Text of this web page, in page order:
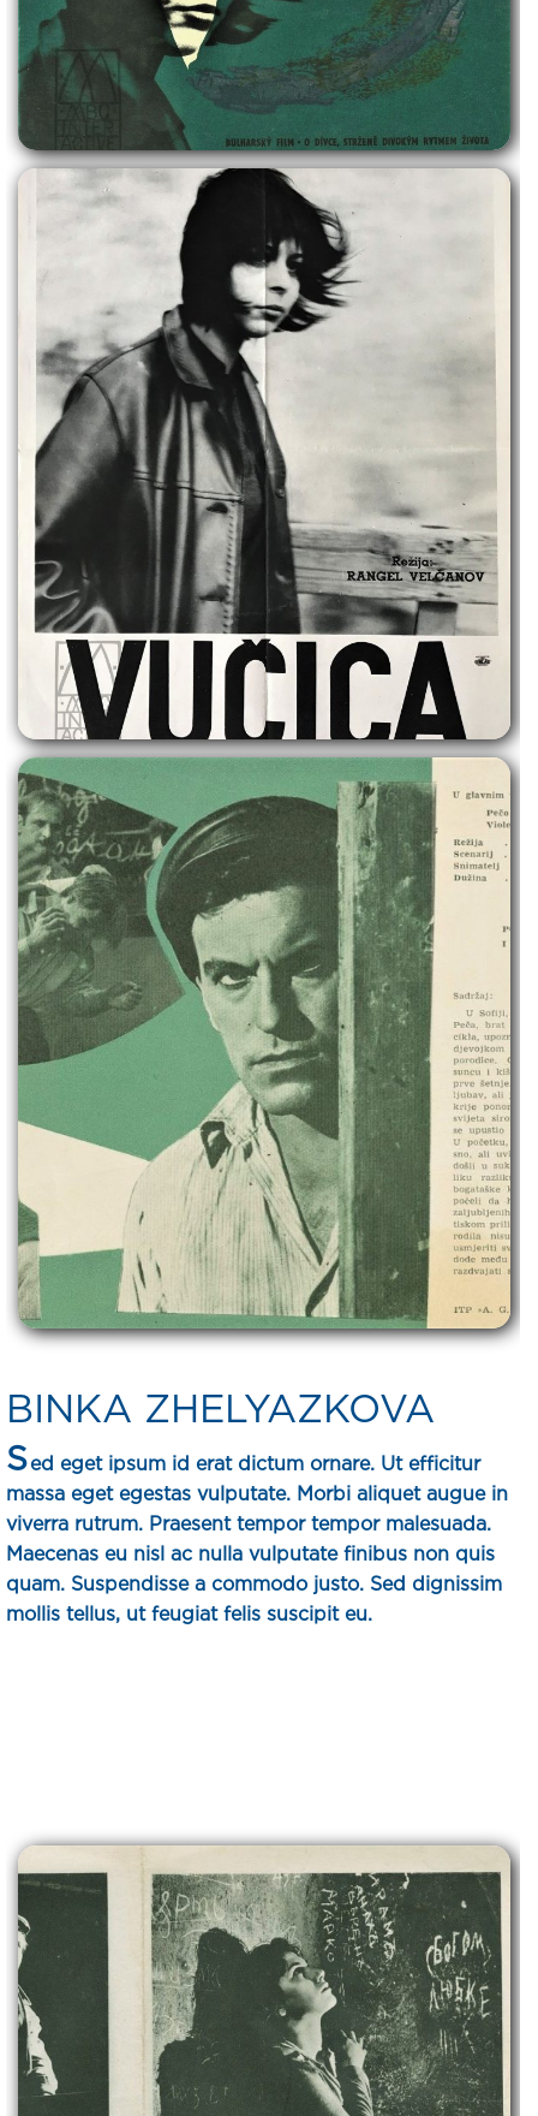
BINKA ZHELYAZKOVA
Sed eget ipsum id erat dictum ornare. Ut efficitur
massa eget egestas vulputate. Morbi aliquet augue in
viverra rutrum. Praesent tempor tempor malesuada.
Maecenas eu nisl ac nulla vulputate finibus non quis
quam. Suspendisse a commodo justo. Sed dignissim
mollis tellus, ut feugiat felis suscipit eu.